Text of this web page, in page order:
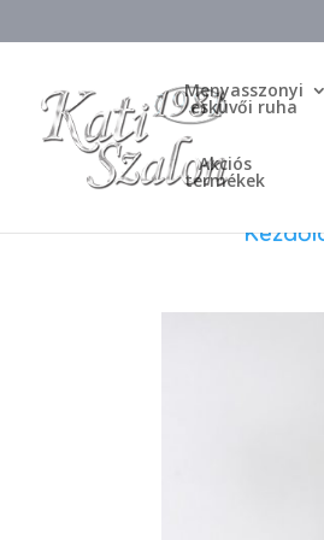
Menyasszonyi
esküvői ruha
Akciós
termékek